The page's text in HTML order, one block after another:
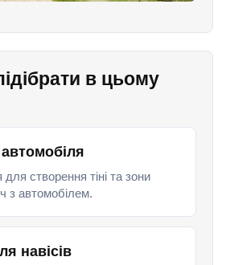
в цьому
створення тіні та зони
з автомобілем.
навісів